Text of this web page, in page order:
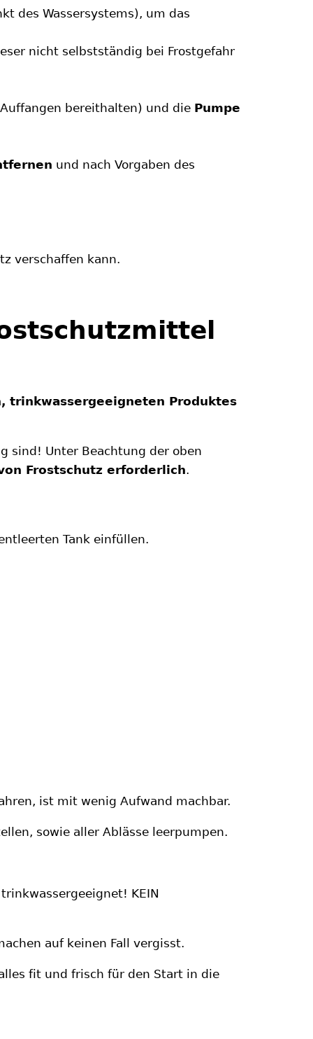
des Wassersystems), um das
nicht selbstständig bei Frostgefahr
bereithalten) und die Pumpe
und nach Vorgaben des
verschaffen kann.
trinkwassergeeigneten Produktes
sind! Unter Beachtung der oben
Frostschutz erforderlich.
Tank einfüllen.
ist mit wenig Aufwand machbar.
sowie aller Ablässe leerpumpen.
KEIN
auf keinen Fall vergisst.
fit und frisch für den Start in die